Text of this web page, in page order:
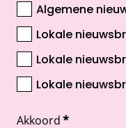
Algemene
Lokale
Lokale
Lokale
Akkoord*